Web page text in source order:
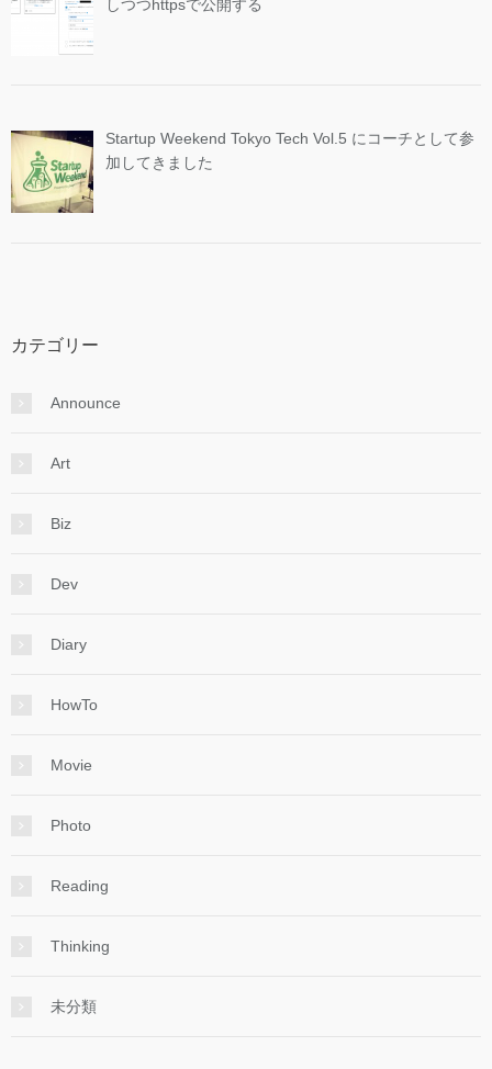
しつつhttpsで公開する
Startup Weekend Tokyo Tech Vol.5 にコーチとして参
加してきました
カテゴリー
Announce
Art
Biz
Dev
Diary
HowTo
Movie
Photo
Reading
Thinking
未分類